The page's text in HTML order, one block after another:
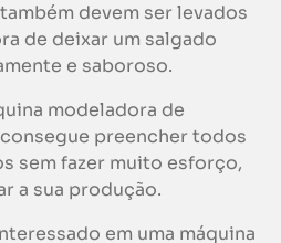
devem ser levados
de deixar um salgado
e saboroso.
modeladora de
preencher todos
sem fazer muito esforço,
a sua produção.
em uma máquina